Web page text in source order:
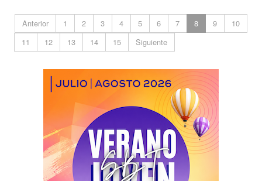
Anterior 1 2 3 4 5 6 7 8 9
10
11
12 13 14 15 Siguiente